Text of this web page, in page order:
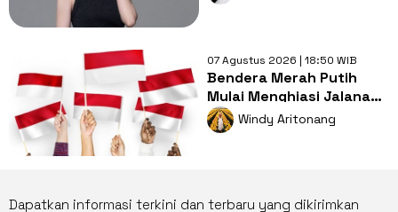
Ngantor!
07 Agustus 2026 | 18:50 WIB
Bendera Merah Putih
Mulai Menghiasi Jalanan,
Mengapa Tradisi ini
Penting?
Windy Aritonang
Dapatkan informasi terkini dan terbaru yang dikirimkan